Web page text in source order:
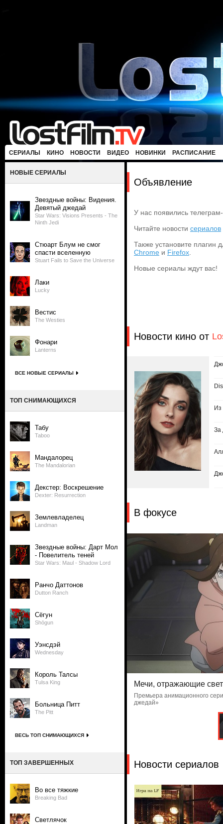
СЕРИАЛЫ КИНО НОВОСТИ ВИДЕО НОВИНКИ РАСПИСАНИЕ
НОВЫЕ СЕРИАЛЫ
Звездные войны: Видения.
Девятый джедай
Star Wars: Visions Presents - The
Ninth Jedi
Стюарт Блум не смог
спасти вселенную
Stuart Fails to Save the Universe
Лаки
Lucky
Вестис
The Westies
Фонари
Lanterns
ВСЕ НОВЫЕ СЕРИАЛЫ
ТОП СНИМАЮЩИХСЯ
Табу
Taboo
Мандалорец
The Mandalorian
Декстер: Воскрешение
Dexter: Resurrection
Землевладелец
Landman
Звездные войны: Дарт Мол
- Повелитель теней
Star Wars: Maul - Shadow Lord
Ранчо Даттонов
Dutton Ranch
Сёгун
Shōgun
Уэнсдэй
Wednesday
Король Талсы
Tulsa King
Больница Питт
The Pitt
ВЕСЬ ТОП СНИМАЮЩИХСЯ
ТОП ЗАВЕРШЕННЫХ
Во все тяжкие
Breaking Bad
Светлячок
Объявление
У нас появились
Читайте новости сериалов
Также установите плагин
Chrome и Firefox
Новые сериалы ждут вас!
Новости кино от
За
В фокусе
Когда на душе весна
Полка с кассетами: «Поющие
Новости сериалов